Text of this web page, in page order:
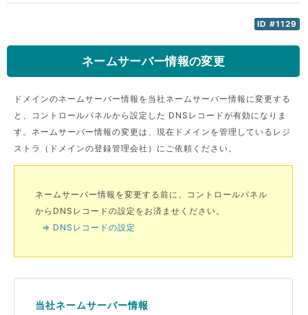
ID #1129
ネームサーバー情報の変更
ドメインのネームサーバー情報を当社ネームサーバー情報に変更する
と、コントロールパネルから設定した DNSレコードが有効になりま
す。ネームサーバー情報の変更は、現在ドメインを管理しているレジ
ストラ（ドメインの登録管理会社）にご依頼ください。
ネームサーバー情報を変更する前に、コントロールパネル
からDNSレコードの設定をお済ませください。
⇒ DNSレコードの設定
当社ネームサーバー情報